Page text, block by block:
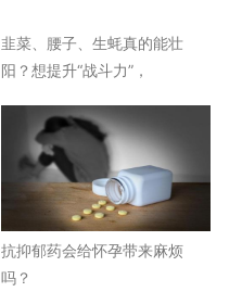
韭菜、腰子、生蚝真的能壮
阳？想提升“战斗力”，
抗抑郁药会给怀孕带来麻烦
吗？